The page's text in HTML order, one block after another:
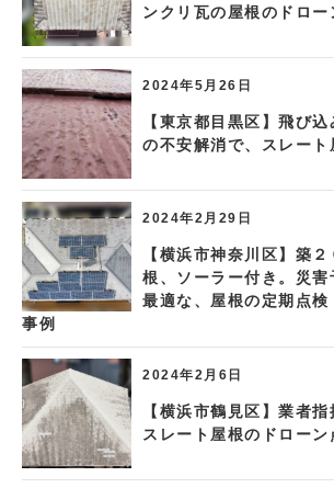
ンクリ瓦の屋根のドロー
2024年5月26日
【東京都目黒区】飛び
の不安解消で、スレート
2024年2月29日
【横浜市神奈川区】築
根、ソーラー付き。災害
最適な、屋根の定期点
事例
2024年2月6日
【横浜市鶴見区】業者指
スレート屋根のドローン